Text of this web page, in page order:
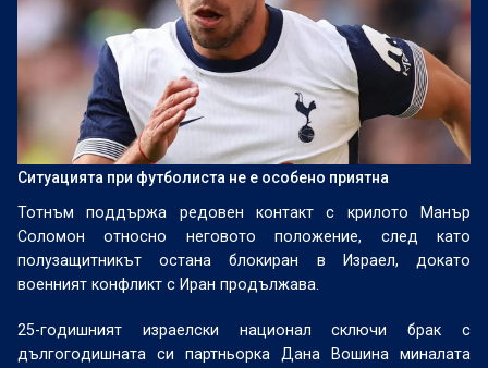
Ситуацията при футболиста не е особено приятна
Тотнъм поддържа редовен контакт с крилото Манър
Соломон относно неговото положение, след като
полузащитникът остана блокиран в Израел, докато
военният конфликт с Иран продължава.
25-годишният израелски национал сключи брак с
дългогодишната си партньорка Дана Вошина миналата